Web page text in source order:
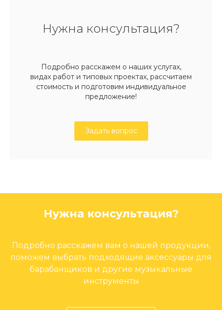
Нужна консультация?
Подробно расскажем о наших услугах,
видах работ и типовых проектах, рассчитаем
стоимость и подготовим индивидуальное
предложение!
Задать вопрос
Нужна консультация?
Подробно расскажем вам о нашей продукции,
поможем выбрать подходящие аксессуары для
барабанщиков и другие музыкальные
инструменты